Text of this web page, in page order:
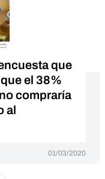
que
el 38%
compraría
al
01/03/2020